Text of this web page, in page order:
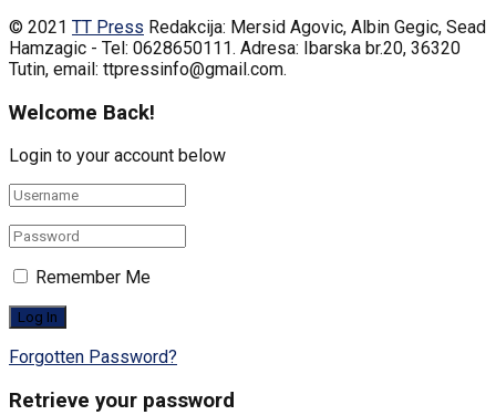
© 2021 TT Press Redakcija: Mersid Agovic, Albin Gegic, Sead
Hamzagic - Tel: 0628650111. Adresa: Ibarska br.20, 36320
Tutin, email: ttpressinfo@gmail.com.
Welcome Back!
Login to your account below
Remember Me
Forgotten Password?
Retrieve your password